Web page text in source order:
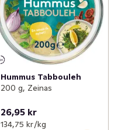
Hummus Tabbouleh
200 g, Zeinas
26,95 kr
134,75 kr /kg